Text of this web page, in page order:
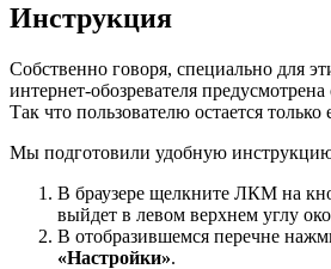
Инструкция
Собственно говоря, специально для
интернет-обозревателя
Так что пользователю остается только
Мы подготовили удобную
В браузере щелкните ЛКМ на
выйдет в левом верхнем углу
В отобразившемся перечне
«Настройки».